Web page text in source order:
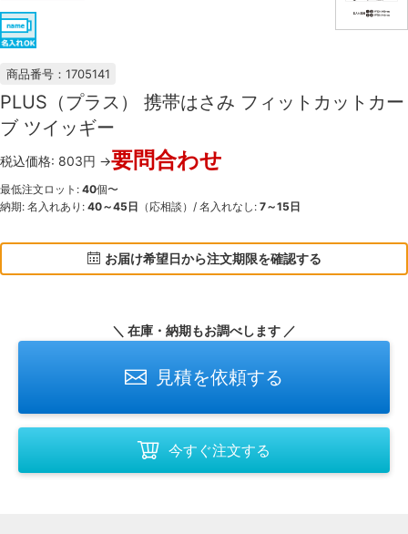
商品番号：1705141
PLUS（プラス） 携帯はさみ フィットカットカー
ブ ツイッギー
税込価格: 803円 →要問合わせ
最低注文ロット: 40個〜
納期: 名入れあり: 40～45日 （応相談）/ 名入れなし: 7～15日
お届け希望日から注文期限を確認する
＼ 在庫・納期もお調べします ／
見積を依頼する
今すぐ注文する